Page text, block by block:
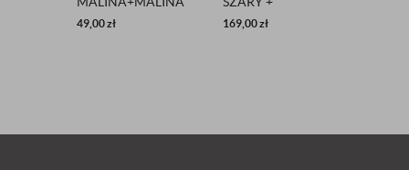
MAT
49,00zł
SELEDYNOWE
169,00zł